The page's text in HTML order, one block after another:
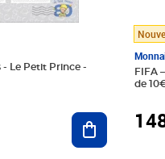
Le Petit Prince -
Ajouter au
FIFA
de